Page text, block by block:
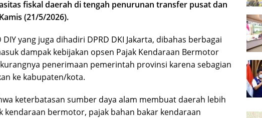
fiskal daerah di tengah penurunan transfer pusat dan
(21/5/2026).
yang juga dihadiri DPRD DKI Jakarta, dibahas berbagai
dampak kebijakan opsen Pajak Kendaraan Bermotor
penerimaan pemerintah provinsi karena sebagian
ke kabupaten/kota.
keterbatasan sumber daya alam membuat daerah lebih
kendaraan bermotor, pajak bahan bakar kendaraan